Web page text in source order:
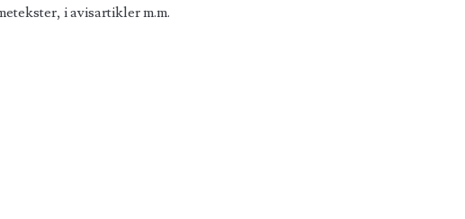
i avisartikler m.m.